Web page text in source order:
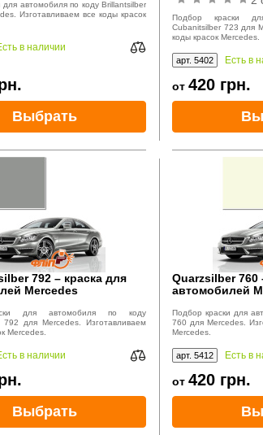
для автомобиля по коду Brillantsilber
Изготавливаем все коды красок
в наличии
Выбрать
Подбор краски
Cubanitsilber 723 для
коды красок Mercedes.
арт. 5402 Есть в
от 420 грн.
792 – краска для
Mercedes
для автомобиля по коду
792 для Mercedes. Изготавливаем
Mercedes.
в наличии
Выбрать
Quarzsilber 760
автомобилей
Подбор краски для
760 для Mercedes.
Mercedes.
арт. 5412 Есть в
от 420 грн.